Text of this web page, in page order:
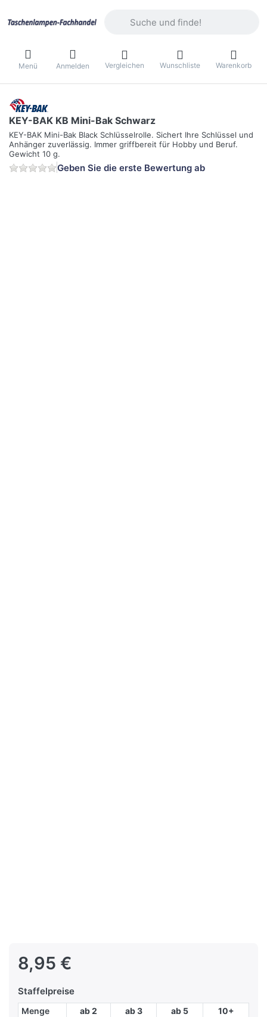
Menü Anmelden Vergleichen Wunschliste Warenkorb
KEY-BAK KB Mini-Bak Schwarz
KEY-BAK Mini-Bak Black Schlüsselrolle. Sichert Ihre Schlüssel und
Anhänger zuverlässig. Immer griffbereit für Hobby und Beruf.
Gewicht 10 g.
Geben Sie die erste Bewertung ab
8,95 €
Staffelpreise
Menge ab 2 ab 3 ab 5
10+